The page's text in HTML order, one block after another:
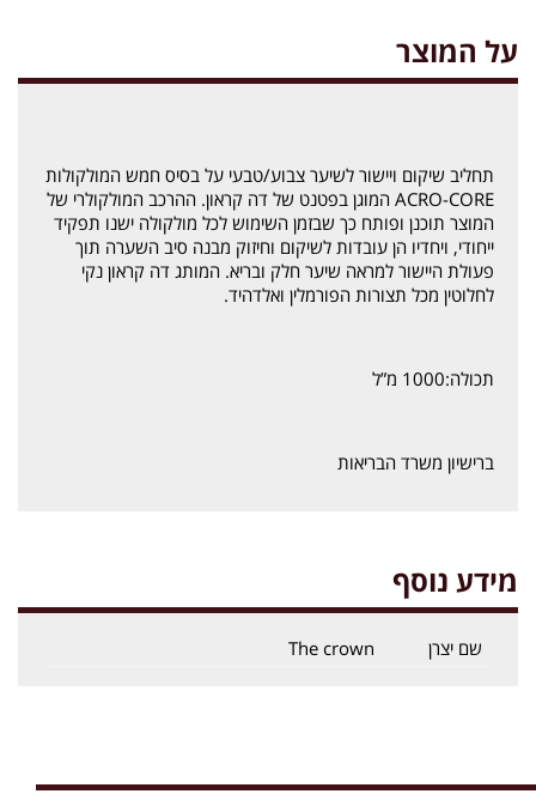
על המוצר
תחליב שיקום ויישור לשיער צבוע/טבעי על בסיס חמש המולקולות
ACRO-CORE המוגן בפטנט של דה קראון. ההרכב המולקולרי של
המוצר תוכנן ופותח כך שבזמן השימוש לכל מולקולה ישנו תפקיד
ייחודי, ויחדיו הן עובדות לשיקום וחיזוק מבנה סיב השערה תוך
פעולת היישור למראה שיער חלק ובריא. המותג דה קראון נקי
לחלוטין מכל תצורות הפורמלין ואלדהיד.
תכולה:1000 מ”ל
ברישיון משרד הבריאות
מידע נוסף
שם יצרן The crown